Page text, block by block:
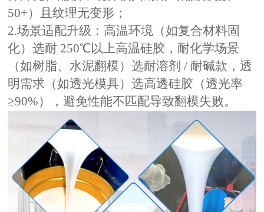
50+）且纹理无变形；
2.场景适配升级：高温环境（如复合材料固
化）选耐 250℃以上高温硅胶，耐化学场景
（如树脂、水泥翻模）选耐溶剂 / 耐碱款，透
明需求（如透光模具）选高透硅胶（透光率
≥90%），避免性能不匹配导致翻模失败。